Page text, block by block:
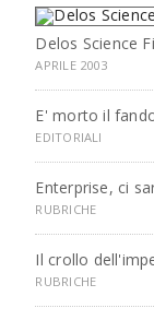
Delos Science
APRILE 2003
E' morto il
EDITORIALI
Enterprise, ci
RUBRICHE
Il crollo
RUBRICHE